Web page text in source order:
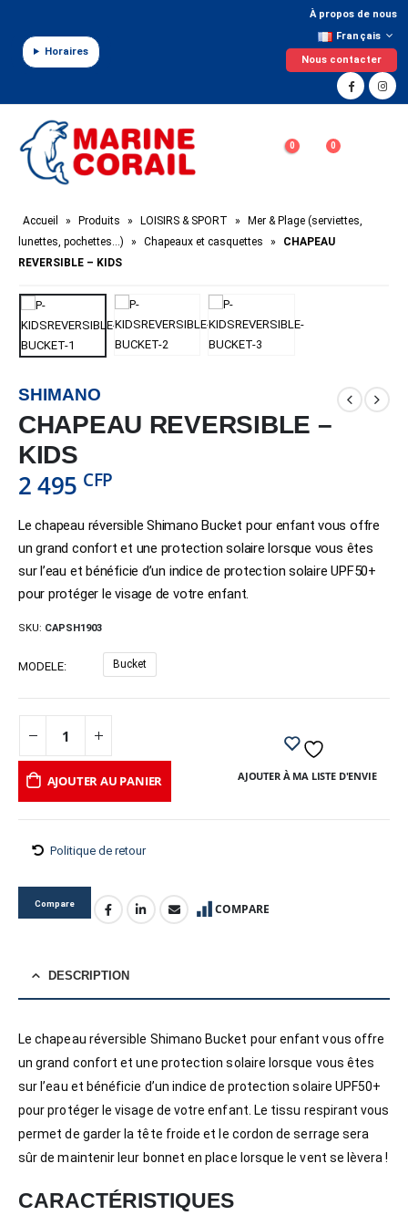
Horaires
À propos de nous
Français
Nous contacter
0 0
Accueil » Produits » LOISIRS & SPORT »
Mer & Plage (serviettes,
lunettes, pochettes…)
» Chapeaux et casquettes »
CHAPEAU
REVERSIBLE – KIDS
SHIMANO
CHAPEAU REVERSIBLE –
KIDS
2 495 CFP
Le chapeau réversible Shimano Bucket pour enfant vous offre
un grand confort et une protection solaire lorsque vous êtes
sur l’eau et bénéficie d’un indice de protection solaire UPF50+
pour protéger le visage de votre enfant.
SKU: CAPSH1903
MODELE Bucket
AJOUTER AU PANIER AJOUTER À MA LISTE D'ENVIE
Politique de retour
Compare COMPARE
DESCRIPTION
Le chapeau réversible Shimano Bucket pour enfant vous offre
un grand confort et une protection solaire lorsque vous êtes
sur l’eau et bénéficie d’un indice de protection solaire UPF50+
pour protéger le visage de votre enfant. Le tissu respirant vous
permet de garder la tête froide et le cordon de serrage sera
sûr de maintenir leur bonnet en place lorsque le vent se lèvera !
CARACTÉRISTIQUES